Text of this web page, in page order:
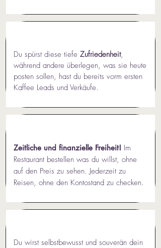
Du spürst diese tiefe Zufriedenheit,
während andere überlegen, was sie heute
posten sollen, hast du bereits vorm ersten
Kaffee Leads und Verkäufe.
Zeitliche und finanzielle Freiheit! Im
Restaurant bestellen was du willst, ohne
auf den Preis zu sehen. Jederzeit zu
Reisen, ohne den Kontostand zu checken.
Du wirst selbstbewusst und souverän dein